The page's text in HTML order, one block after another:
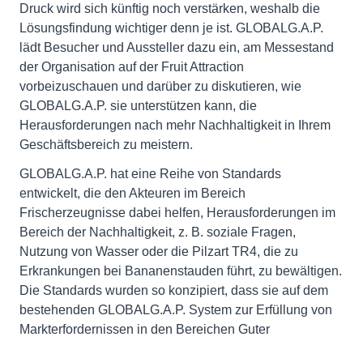
Druck wird sich künftig noch verstärken, weshalb die
Lösungsfindung wichtiger denn je ist. GLOBALG.A.P.
lädt Besucher und Aussteller dazu ein, am Messestand
der Organisation auf der Fruit Attraction
vorbeizuschauen und darüber zu diskutieren, wie
GLOBALG.A.P. sie unterstützen kann, die
Herausforderungen nach mehr Nachhaltigkeit in Ihrem
Geschäftsbereich zu meistern.
GLOBALG.A.P. hat eine Reihe von Standards
entwickelt, die den Akteuren im Bereich
Frischerzeugnisse dabei helfen, Herausforderungen im
Bereich der Nachhaltigkeit, z. B. soziale Fragen,
Nutzung von Wasser oder die Pilzart TR4, die zu
Erkrankungen bei Bananenstauden führt, zu bewältigen.
Die Standards wurden so konzipiert, dass sie auf dem
bestehenden GLOBALG.A.P. System zur Erfüllung von
Markterfordernissen in den Bereichen Guter